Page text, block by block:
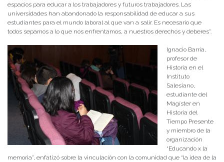
espacios para educar a los trabajadores y futuros trabajadores. Las
universidades han abandonado la responsabilidad de educar a sus
estudiantes para el mundo laboral al que van a salir. Es necesario que
todos sepamos a lo que nos enfrentamos, a nuestros derechos y deberes”.
Ignacio Barría,
profesor de
Historia en el
Instituto
Salesiano,
estudiante del
Magíster en
Historia del
Tiempo Presente
y miembro de la
organización
“Educando x la
memoria”, enfatizó sobre la vinculación con la comunidad que “la idea de la